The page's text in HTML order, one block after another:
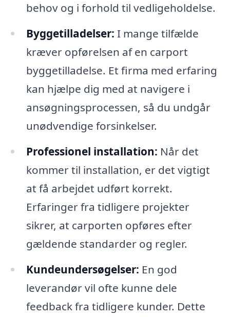
behov og i forhold til vedligeholdelse.
Byggetilladelser: I mange tilfælde
kræver opførelsen af en carport
byggetilladelse. Et firma med erfaring
kan hjælpe dig med at navigere i
ansøgningsprocessen, så du undgår
unødvendige forsinkelser.
Professionel installation: Når det
kommer til installation, er det vigtigt
at få arbejdet udført korrekt.
Erfaringer fra tidligere projekter
sikrer, at carporten opføres efter
gældende standarder og regler.
Kundeundersøgelser: En god
leverandør vil ofte kunne dele
feedback fra tidligere kunder. Dette